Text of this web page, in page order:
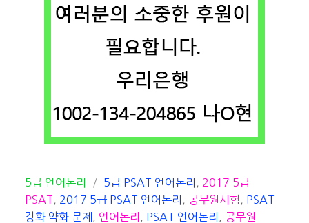
카
테
고
5급 언어논리
태
그
5급 PSAT 언어논리
2017 5급
PSAT
2017 5급 PSAT 언어논리 공무원시험
PSAT
강화 약화 문제
언어논리 PSAT 언어논리
공무원